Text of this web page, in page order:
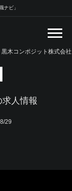
ナビ」
黒木コンポジット株式会社
求人情報
29